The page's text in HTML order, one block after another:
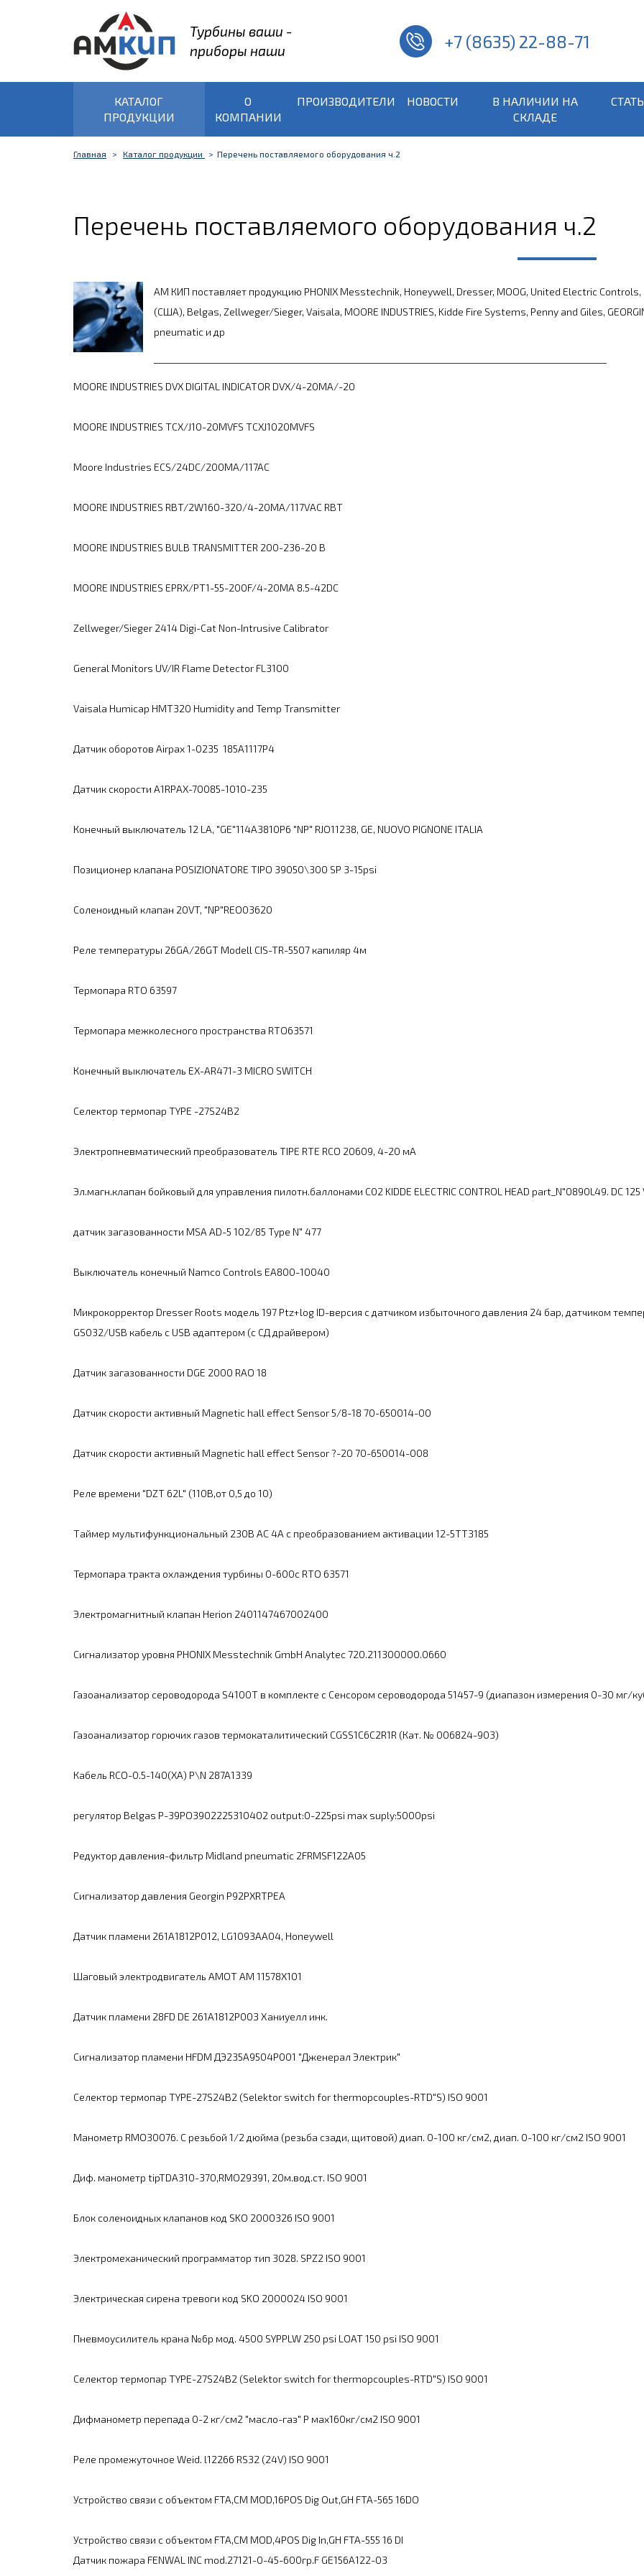
Турбины ваши -
приборы наши
+7 (8635) 22-88-71
КАТАЛОГ
ПРОДУКЦИИ
О
КОМПАНИИ
ПРОИЗВОДИТЕЛИ НОВОСТИ
В НАЛИЧИИ НА
СКЛАДЕ
Главная Каталог продукции Перечень поставляемого оборудования ч.2
Перечень поставляемого оборудования ч.2
АМ КИП поставляет продукцию PHONIX Messtechnik, Honeywell, Dresser, MOOG, United Electric
(США), Belgas, Zellweger/Sieger, Vaisala, MOORE INDUSTRIES, Kidde Fire Systems, Penny and Giles,
pneumatic и др
MOORE INDUSTRIES DVX DIGITAL INDICATOR DVX/4-20MA/-20
MOORE INDUSTRIES TCX/J10-20MVFS TCXJ1020MVFS
Moore Industries ECS/24DC/200MA/117AC
MOORE INDUSTRIES RBT/2W160-320/4-20MA/117VAC RBT
MOORE INDUSTRIES BULB TRANSMITTER 200-236-20 B
MOORE INDUSTRIES EPRX/PT1-55-200F/4-20MA 8.5-42DC
Zellweger/Sieger 2414 Digi-Cat Non-Intrusive Calibrator
General Monitors UV/IR Flame Detector FL3100
Vaisala Humicap HMT320 Humidity and Temp Transmitter
Датчик оборотов Airpax 1-0235 185А1117Р4
Датчик скорости A1RPAX-70085-1010-235
Конечный выключатель 12 LA, "GE"114A3810P6 "NP" RJO11238, GE, NUOVO PIGNONE ITALIA
Позиционер клапана POSIZIONATORE TIPO 39050\300 SP 3-15psi
Соленоидный клапан 20VT, "NP"REO03620
Реле температуры 26GA/26GT Modell CIS-TR-5507 капиляр 4м
Термопара RTO 63597
Термопара межколесного пространства RTO63571
Конечный выключатель EX-AR471-3 MICRO SWITCH
Селектор термопар TYPE -27S24B2
Электропневматический преобразователь TIPE RTE RСO 20609, 4-20 мА
Эл.магн.клапан бойковый для управления пилотн.баллонами С02 KIDDE ELECTRIC CONTROL HEAD part_N"0890L49. DC 125
датчик загазованности MSA AD-5 102/85 Type N" 477
Выключатель конечный Namco Controls EA800-10040
Микрокорректор Dresser Roots модель 197 Ptz+log ID-версия с датчиком избыточного давления 24 бар, датчиком
GS032/USB кабель с USB адаптером (с СД драйвером)
Датчик загазованности DGE 2000 RAO 18
Датчик скорости активный Magnetic hall effect Sensor 5/8-18 70-650014-00
Датчик скорости активный Magnetic hall effect Sensor ?-20 70-650014-008
Реле времени "DZT 62L" (110В,от 0,5 до 10)
Таймер мультифункциональный 230В АС 4А с преобразованием активации 12-5ТТЗ185
Термопара тракта охлаждения турбины 0-600с RTO 63571
Электромагнитный клапан Herion 2401147467002400
Сигнализатор уровня PHONIX Messtechnik GmbH Analytec 720.211300000.0660
Газоанализатор cероводорода S4100Т в комплекте с Сенсором сероводорода 51457-9 (диапазон измерения 0-30 мг/
Газоанализатор горючих газов термокаталитический CGSS1C6C2R1R (Кат. № 006824-903)
Кабель RCO-0.5-140(XA) P\N 287A1339
регулятор Belgas P-39PO3902225310402 output:0-225psi max suply:5000psi
Редуктор давления-фильтр Midland pneumatic 2FRMSF122A05
Сигнализатор давления Georgin P92PXRTPEA
Датчик пламени 261A1812P012, LG1093AA04, Honeywell
Шаговый электродвигатель АМОТ АМ 11578X101
Датчик пламени 28FD DЕ 261А1812Р00З Ханиуелл инк.
Сигнализатор пламени НFDМ ДЭ235А9504Р001 "Дженерал Электрик"
Селектор термопар TYPE-27S24B2 (Selektor switch for thermopcouples-RTD"S) ISO 9001
Манометр RMO30076. C резьбой 1/2 дюйма (резьба сзади, щитовой) диап. 0-100 кг/см2, диап. 0-100 кг/см2 ISO 9001
Диф. манометр tipTDA310-370,RMO29391, 20м.вод.ст. ISO 9001
Блок соленоидных клапанов код SKO 2000326 ISO 9001
Электромеханический программатор тип 3028. SPZ2 ISO 9001
Электрическая сирена тревоги код SKO 2000024 ISO 9001
Пневмоусилитель крана №6р мод. 4500 SYPPLW 250 psi LOAT 150 psi ISO 9001
Селектор термопар TYPE-27S24B2 (Selektor switch for thermopcouples-RTD"S) ISO 9001
Дифманометр перепада 0-2 кг/см2 "масло-газ" P мах160кг/см2 ISO 9001
Реле промежуточное Weid. l12266 RS32 (24V) ISO 9001
Устройство связи с объектом FTA,CM MOD,16POS Dig Out,GH FTA-565 16DO
Устройство связи с объектом FTA,CM MOD,4POS Dig In,GH FTA-555 16 DI
Датчик пожара FENWAL INC mod.27121-0-45-600гр.F GE156A122-03